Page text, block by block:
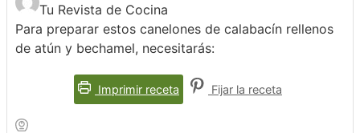
Tu Revista de Cocina
Para preparar estos canelones de calabacín rellenos
de atún y bechamel, necesitarás:
Imprimir receta Fijar la receta